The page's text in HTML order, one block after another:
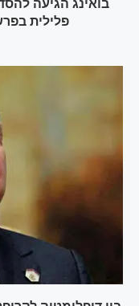
בואינג הגיעה
פלילית